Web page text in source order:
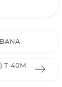
Т-40М